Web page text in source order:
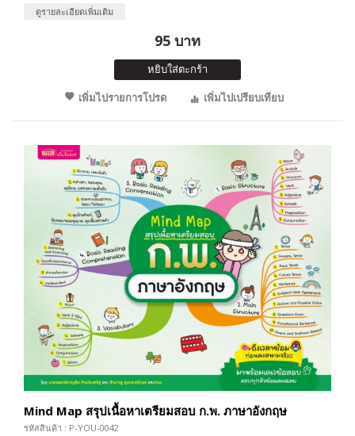
ดูรายละเอียดเพิ่มเติม
95 บาท
หยิบใส่ตะกร้า
เพิ่มไปรายการโปรด
เพิ่มไปเปรียบเทียบ
Mind Map สรุปเนื้อหาเตรียมสอบ ก.พ. ภาษาอังกฤษ
รหัสสินค้า : P-YOU-0042